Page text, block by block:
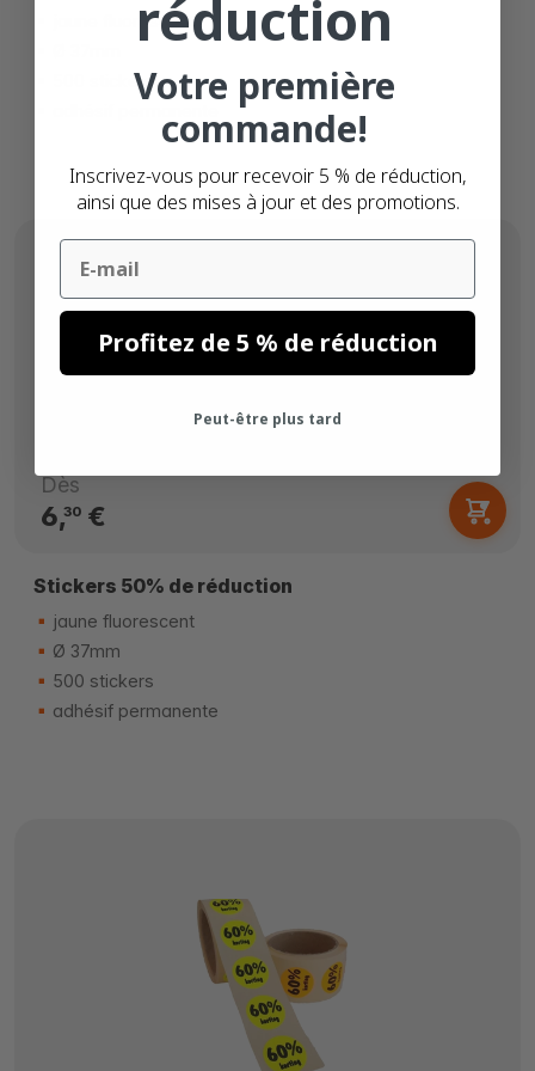
jaune fluorescent
500 stickers
Dès
6,30€
Stickers 50% de réduction
jaune fluorescent
Ø 37mm
500 stickers
adhésif permanente
réduction
Votre première
commande!
Inscrivez-vous pour recevoir 5 % de réduction,
ainsi que des mises à jour et des promotions.
Email
Profitez de 5 % de réduction
Peut-être plus tard